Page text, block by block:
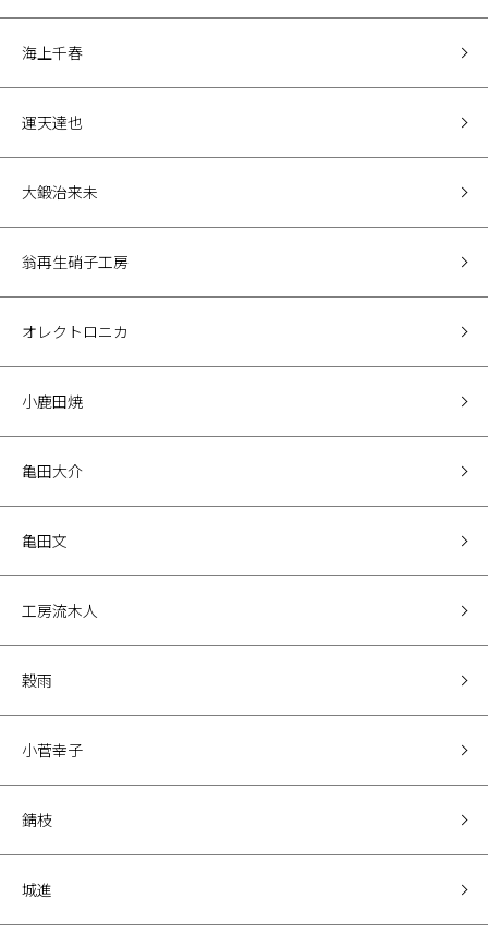
海上千春
運天達也
大鍛治来未
翁再生硝子工房
オレクトロニカ
小鹿田焼
亀田大介
亀田文
工房流木人
穀雨
小菅幸子
錆枝
城進